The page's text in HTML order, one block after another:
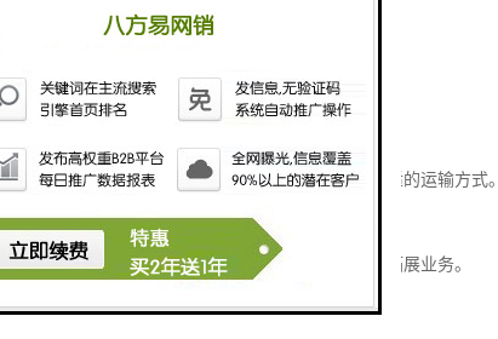
础设施完善，运输效率高，能够快速处理大量货物。
多元化的市场需求，适合各类商品的进出口贸易。
定，为国际贸易提供了良好的保障和支持。
种方式进出中国香港，企业可以根据需求选择合适的运输方式。
储、运输到配送的一站式服务。
括电子产品、奢侈品、食品等，适合不业的企业拓展业务。
策支持和便利措施，帮助企业地开展进出口业务。